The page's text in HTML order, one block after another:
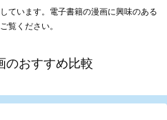
ています。電子書籍の漫画に興味のある
覧ください。
のおすすめ比較